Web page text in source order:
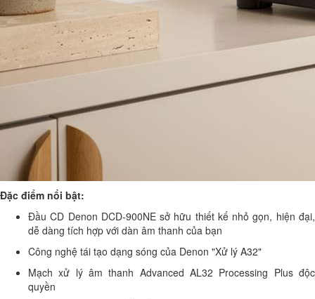
Đặc điểm nổi bật:
Đầu CD Denon DCD-900NE sở hữu thiết kế nhỏ gọn, hiện đại,
dễ dàng tích hợp với dàn âm thanh của bạn
Công nghệ tái tạo dạng sóng của Denon "Xử lý A32"
Mạch xử lý âm thanh Advanced AL32 Processing Plus độc
quyền